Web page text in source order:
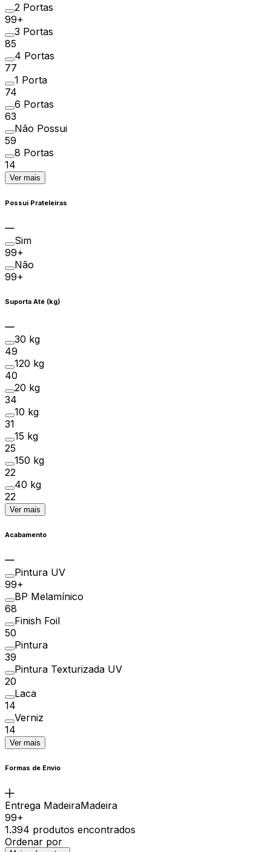
2 Portas
99+
3 Portas
85
4 Portas
77
1 Porta
74
6 Portas
63
Não Possui
59
8 Portas
14
Ver mais
Possui Prateleiras
Sim
99+
Não
99+
Suporta Até (kg)
30 kg
49
120 kg
40
20 kg
34
10 kg
31
15 kg
25
150 kg
22
40 kg
22
Ver mais
Acabamento
Pintura UV
99+
BP Melamínico
68
Finish Foil
50
Pintura
39
Pintura Texturizada UV
20
Laca
14
Verniz
14
Ver mais
Formas de Envio
Entrega MadeiraMadeira
99+
1.394 produtos encontrados
Ordenar por